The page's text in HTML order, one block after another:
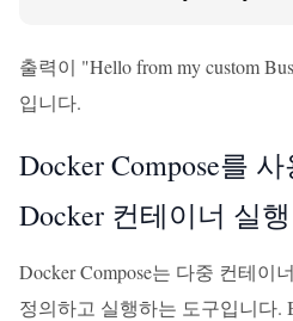
출력이 "Hello from my custom
입니다.
Docker Compose를
Docker 컨테이너 실
Docker Compose는 다중 컨테이
정의하고 실행하는 도구입니다.